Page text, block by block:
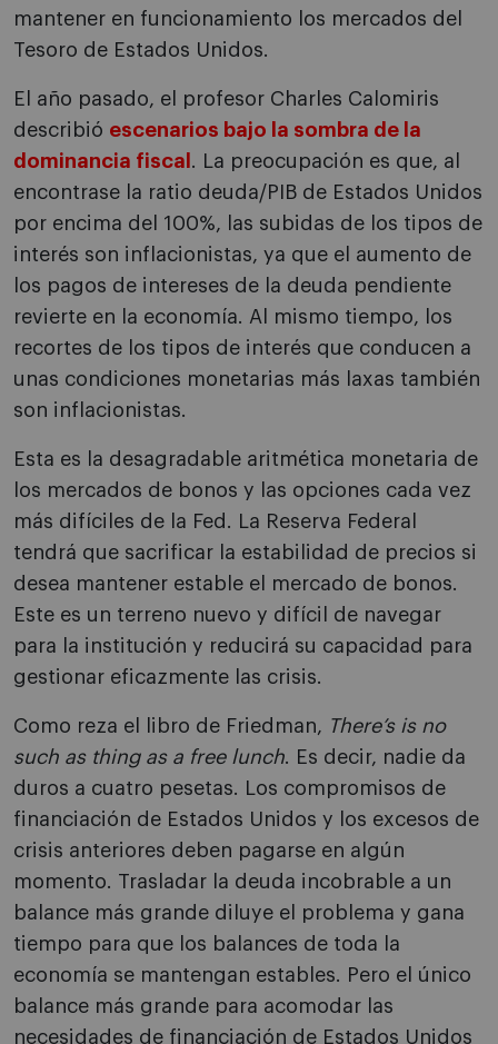
mantener en funcionamiento los mercados del
Tesoro de Estados Unidos.
El año pasado, el profesor Charles Calomiris
describió escenarios bajo la sombra de la
dominancia fiscal . La preocupación es que, al
encontrase la ratio deuda/PIB de Estados Unidos
por encima del 100%, las subidas de los tipos de
interés son inflacionistas, ya que el aumento de
los pagos de intereses de la deuda pendiente
revierte en la economía. Al mismo tiempo, los
recortes de los tipos de interés que conducen a
unas condiciones monetarias más laxas también
son inflacionistas.
Esta es la desagradable aritmética monetaria de
los mercados de bonos y las opciones cada vez
más difíciles de la Fed. La Reserva Federal
tendrá que sacrificar la estabilidad de precios si
desea mantener estable el mercado de bonos.
Este es un terreno nuevo y difícil de navegar
para la institución y reducirá su capacidad para
gestionar eficazmente las crisis.
Como reza el libro de Friedman, There’s is no
such as thing as a free lunch. Es decir, nadie da
duros a cuatro pesetas. Los compromisos de
financiación de Estados Unidos y los excesos de
crisis anteriores deben pagarse en algún
momento. Trasladar la deuda incobrable a un
balance más grande diluye el problema y gana
tiempo para que los balances de toda la
economía se mantengan estables. Pero el único
balance más grande para acomodar las
necesidades de financiación de Estados Unidos